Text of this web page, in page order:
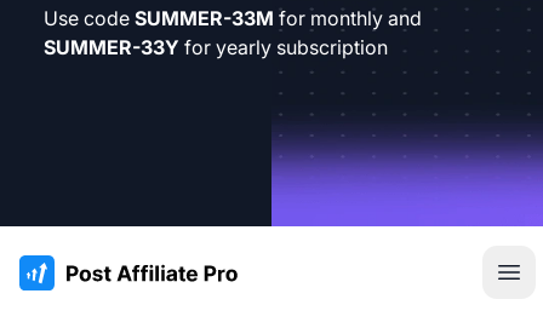
Use code SUMMER-33M for monthly and
SUMMER-33Y for yearly subscription
:site.title